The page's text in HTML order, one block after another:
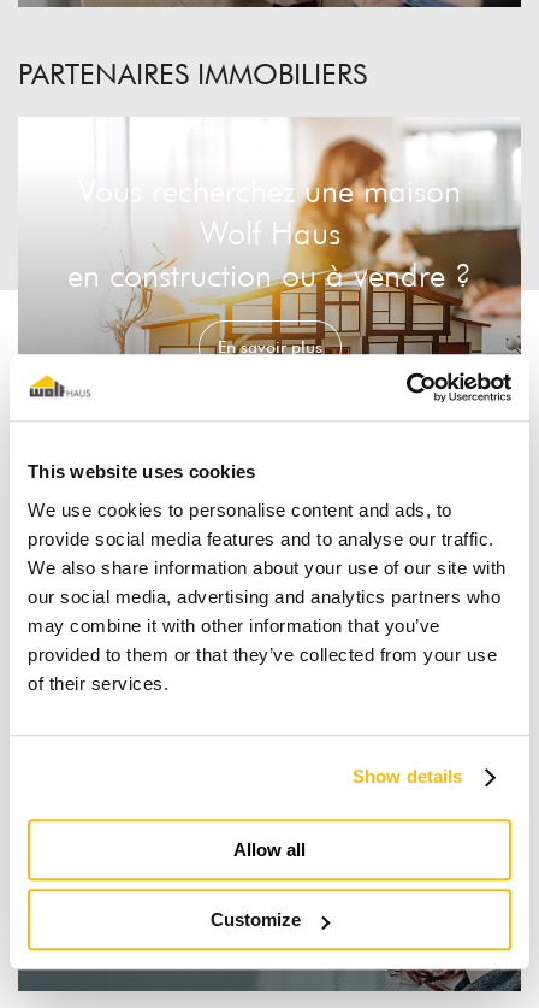
This website uses cookies
We use cookies to personalise content and ads, to
provide social media features and to analyse our traffic.
We also share information about your use of our site with
our social media, advertising and analytics partners who
may combine it with other information that you’ve
provided to them or that they’ve collected from your use
of their services.
Show details
Allow all
Customize
PARTENAIRES IMMOBILIERS
Vous recherchez une maison
Wolf Haus
en construction ou à vendre ?
En savoir plus
Demander plus d'informations
Je rêve d'une maison en bois
Découvrir pourquoi